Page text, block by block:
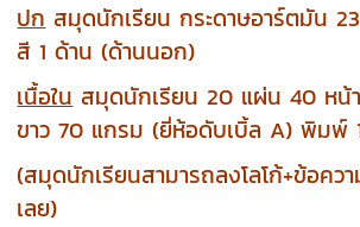
ปก สมุดนักเรียน กระดาษอาร์ตมัน
สี 1 ด้าน (ด้านนอก)
เนื้อใน สมุดนักเรียน 20 แผ่น 40 หน้
ขาว 70 แกรม (ยี่ห้อดับเบิ้ล A) พิมพ์
(สมุดนักเรียนสามารถลงโลโก้+ข้อควา
เลย)